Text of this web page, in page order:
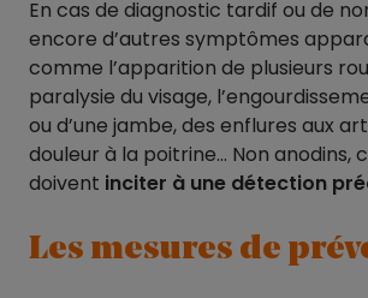
En cas de diagnostic tardif ou de
encore d’autres symptômes
comme l’apparition de plusieurs
paralysie du visage,
ou d’une jambe, des enflures aux
douleur à la poitrine… Non anodins,
doivent inciter à une détection
Les mesures de